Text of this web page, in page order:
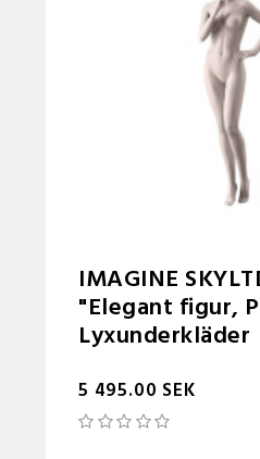
IMAGINE
"Elegant figur,
Lyxunderkläder
5 495.00 SEK